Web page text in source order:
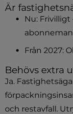
Är
Nu:
Från 2027:
Behövs extra
Ja.
och restavfall.